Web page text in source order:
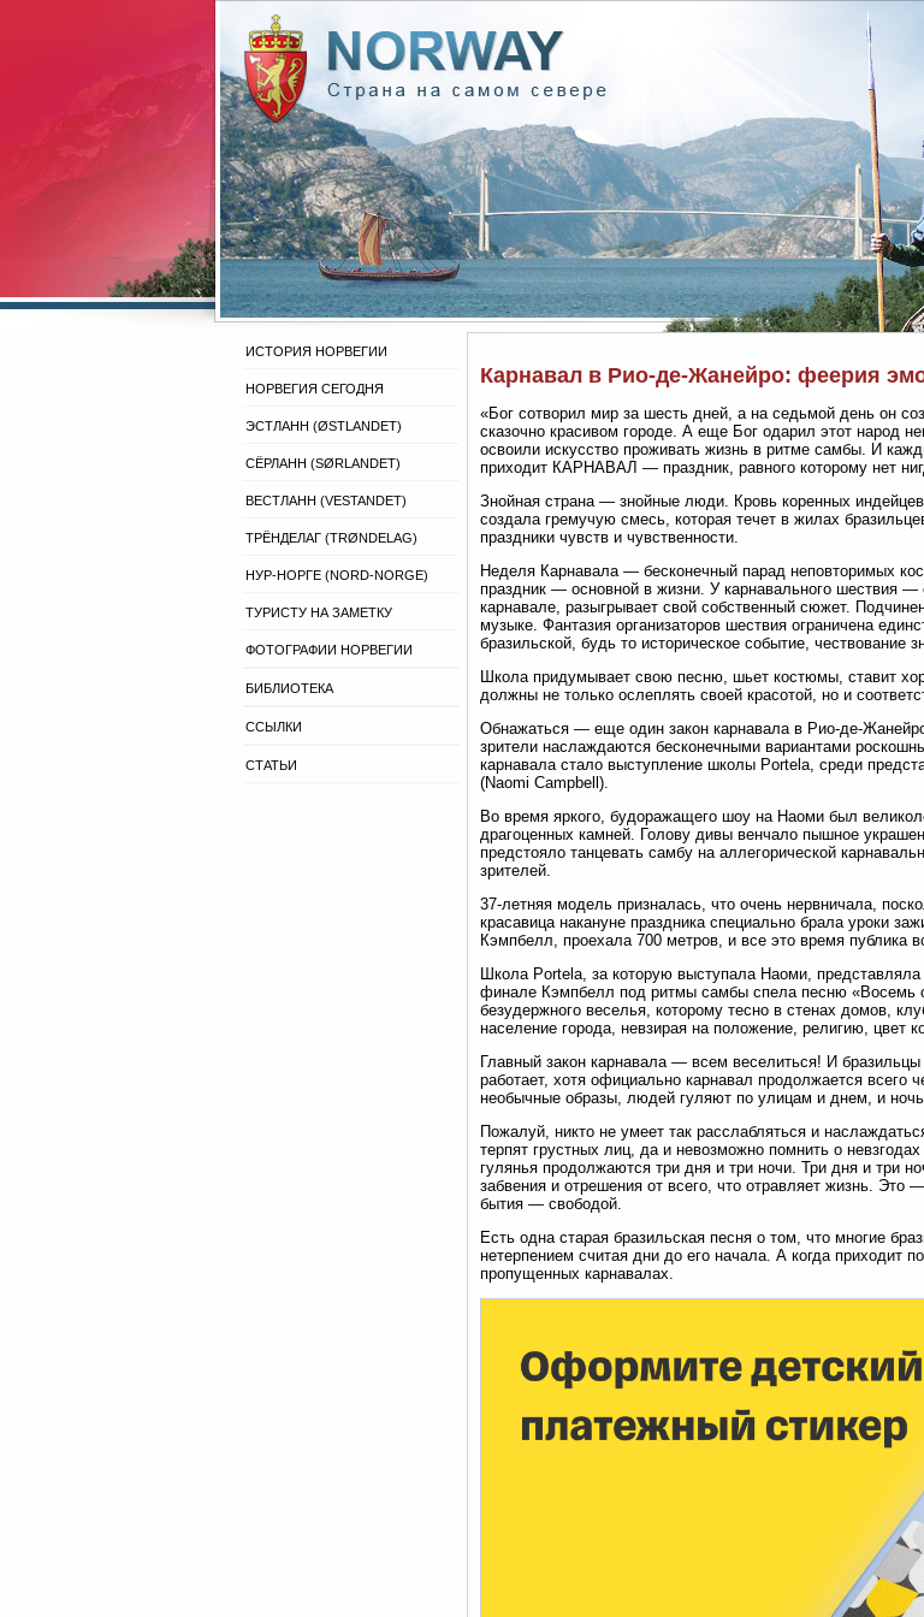
ИСТОРИЯ НОРВЕГИИ
НОРВЕГИЯ СЕГОДНЯ
ЭСТЛАНН (ØSTLANDET)
СЁРЛАНН (SØRLANDET)
ВЕСТЛАНН (VESTANDET)
ТРЁНДЕЛАГ (TRØNDELAG)
НУР-НОРГЕ (NORD-NORGE)
ТУРИСТУ НА ЗАМЕТКУ
ФОТОГРАФИИ НОРВЕГИИ
БИБЛИОТЕКА
ССЫЛКИ
СТАТЬИ
Карнавал в Рио-де-Жанейро: феерия
«Бог сотворил мир за шесть дней, а на седьмой день он
сказочно красивом городе. А еще Бог одарил этот народ
освоили искусство проживать жизнь в ритме самбы. И
приходит КАРНАВАЛ — праздник, равного которому нет
Знойная страна — знойные люди. Кровь коренных
создала гремучую смесь, которая течет в жилах
праздники чувств и чувственности.
Неделя Карнавала — бесконечный парад неповторимых
праздник — основной в жизни. У карнавального шествия
карнавале, разыгрывает свой собственный сюжет.
музыке. Фантазия организаторов шествия ограничена
бразильской, будь то историческое событие, чествование
Школа придумывает свою песню, шьет костюмы, ставит
должны не только ослеплять своей красотой, но и
Обнажаться — еще один закон карнавала в Рио-де-
зрители наслаждаются бесконечными вариантами
карнавала стало выступление школы Portela, среди
(Naomi Campbell).
Во время яркого, будоражащего шоу на Наоми был
драгоценных камней. Голову дивы венчало пышное
предстояло танцевать самбу на аллегорической
зрителей.
37-летняя модель призналась, что очень нервничала,
красавица накануне праздника специально брала уроки
Кэмпбелл, проехала 700 метров, и все это время публика
Школа Portela, за которую выступала Наоми,
финале Кэмпбелл под ритмы самбы спела песню «Восемь
безудержного веселья, которому тесно в стенах домов,
население города, невзирая на положение, религию, цвет
Главный закон карнавала — всем веселиться! И
работает, хотя официально карнавал продолжается
необычные образы, людей гуляют по улицам и днем, и
Пожалуй, никто не умеет так расслабляться и
терпят грустных лиц, да и невозможно помнить о
гулянья продолжаются три дня и три ночи. Три дня и три
забвения и отрешения от всего, что отравляет жизнь. Это
бытия — свободой.
Есть одна старая бразильская песня о том, что многие
нетерпением считая дни до его начала. А когда
пропущенных карнавалах.